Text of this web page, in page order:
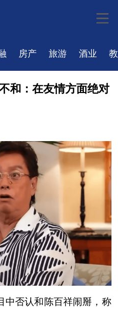
房产 旅游 酒业
和：在友情方面绝对
中否认和陈百祥闹掰，称